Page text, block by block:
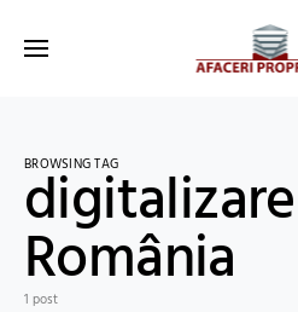
BROWSING TAG
România
1 post